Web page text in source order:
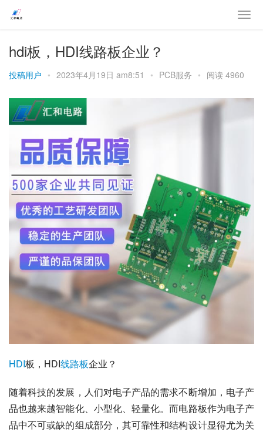
hdi板，HDI线路板企业？
投稿用户 • 2023年4月19日 am8:51 • PCB服务 • 阅读 4960
HDI板，HDI线路板企业？
随着科技的发展，人们对电子产品的需求不断增加，电子产
品也越来越智能化、小型化、轻量化。而电路板作为电子产
品中不可或缺的组成部分，其可靠性和结构设计显得尤为关